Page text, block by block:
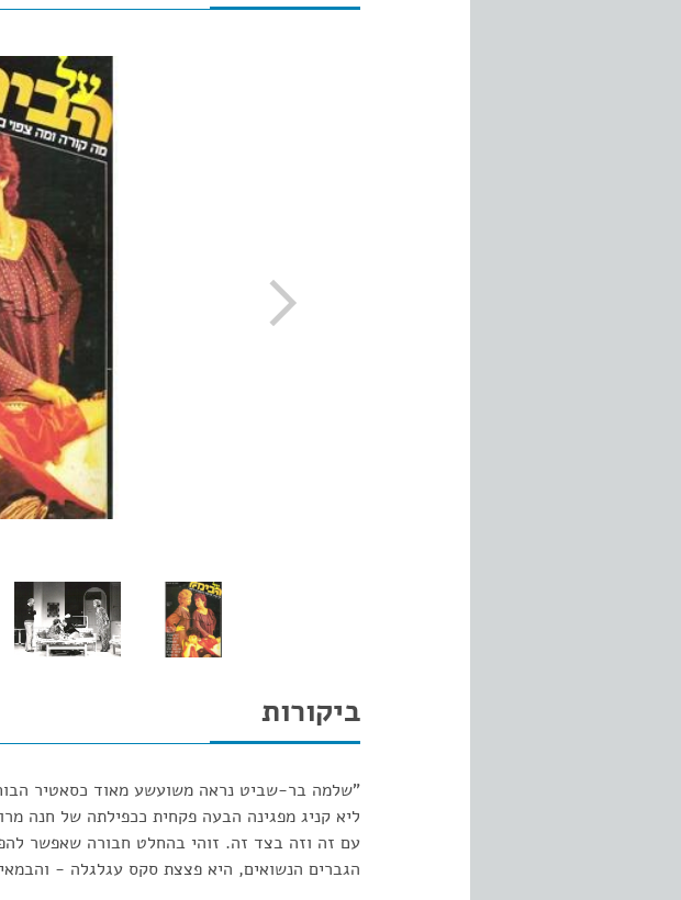
ביקורות
"שלמה בר-שביט נראה משועשע מאוד כסאטיר
ליא קניג מפגינה הבעה פקחית ככפילתה של חנה
עם זה וזה בצד זה. זוהי בהחלט חבורה שאפשר
הגברים הנשואים, היא פצצת סקס עגלגלה -